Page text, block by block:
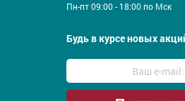
Пн-пт 09:00 - 18:00 по Мск
Будь в курсе новых